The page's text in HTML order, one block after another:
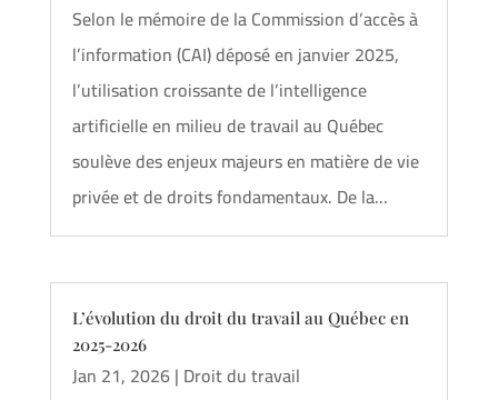
Selon le mémoire de la Commission d’accès à
l’information (CAI) déposé en janvier 2025,
l’utilisation croissante de l’intelligence
artificielle en milieu de travail au Québec
soulève des enjeux majeurs en matière de vie
privée et de droits fondamentaux. De la...
L’évolution du droit du travail au Québec en
2025-2026
Jan 21, 2026| Droit du travail